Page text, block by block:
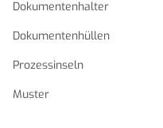
Dokumentenhalter
Dokumentenhüllen
Prozessinseln
Muster